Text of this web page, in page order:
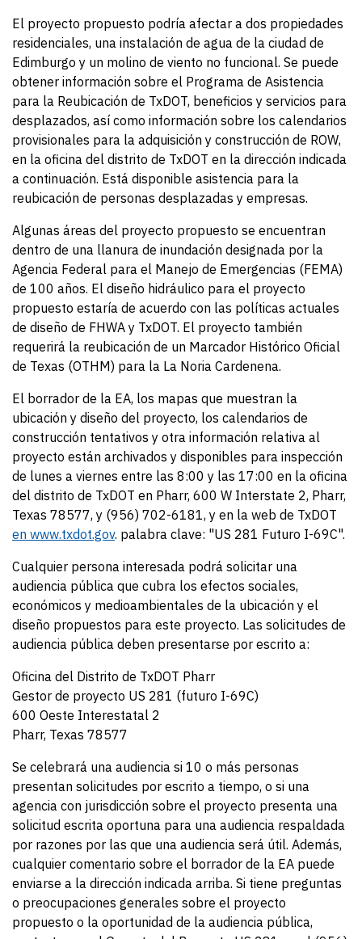
El proyecto propuesto podría afectar a dos propiedades
residenciales, una instalación de agua de la ciudad de
Edimburgo y un molino de viento no funcional. Se puede
obtener información sobre el Programa de Asistencia
para la Reubicación de TxDOT, beneficios y servicios para
desplazados, así como información sobre los calendarios
provisionales para la adquisición y construcción de ROW,
en la oficina del distrito de TxDOT en la dirección indicada
a continuación. Está disponible asistencia para la
reubicación de personas desplazadas y empresas.
Algunas áreas del proyecto propuesto se encuentran
dentro de una llanura de inundación designada por la
Agencia Federal para el Manejo de Emergencias (FEMA)
de 100 años. El diseño hidráulico para el proyecto
propuesto estaría de acuerdo con las políticas actuales
de diseño de FHWA y TxDOT. El proyecto también
requerirá la reubicación de un Marcador Histórico Oficial
de Texas (OTHM) para la La Noria Cardenena.
El borrador de la EA, los mapas que muestran la
ubicación y diseño del proyecto, los calendarios de
construcción tentativos y otra información relativa al
proyecto están archivados y disponibles para inspección
de lunes a viernes entre las 8:00 y las 17:00 en la oficina
del distrito de TxDOT en Pharr, 600 W Interstate 2, Pharr,
Texas 78577, y (956) 702-6181, y en la web de TxDOT
en www.txdot.gov. palabra clave: "US 281 Futuro I-69C".
Cualquier persona interesada podrá solicitar una
audiencia pública que cubra los efectos sociales,
económicos y medioambientales de la ubicación y el
diseño propuestos para este proyecto. Las solicitudes de
audiencia pública deben presentarse por escrito a:
Oficina del Distrito de TxDOT Pharr
Gestor de proyecto US 281 (futuro I-69C)
600 Oeste Interestatal 2
Pharr, Texas 78577
Se celebrará una audiencia si 10 o más personas
presentan solicitudes por escrito a tiempo, o si una
agencia con jurisdicción sobre el proyecto presenta una
solicitud escrita oportuna para una audiencia respaldada
por razones por las que una audiencia será útil. Además,
cualquier comentario sobre el borrador de la EA puede
enviarse a la dirección indicada arriba. Si tiene preguntas
o preocupaciones generales sobre el proyecto
propuesto o la oportunidad de la audiencia pública,